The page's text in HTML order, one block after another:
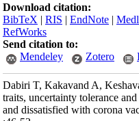
Download citation:
BibTeX |RIS |EndNote |
RefWorks
Send citation to:
Mendeley
Zotero
Dabiri T, Kakavand A,
traits, uncertainty tolerance
and dissatisfied with corona